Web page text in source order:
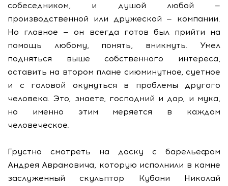
собеседником, и душой любой —
производственной или дружеской — компании.
Но главное — он всегда готов был прийти на
помощь любому, понять, вникнуть. Умел
подняться выше собственного интереса,
оставить на втором плане сиюминутное, суетное
и с головой окунуться в проблемы другого
человека. Это, знаете, господний и дар, и мука,
но именно этим меряется в каждом
человеческое.
Грустно смотреть на доску с барельефом
Андрея Аврамовича, которую исполнили в камне
заслуженный скульптор Кубани Николай